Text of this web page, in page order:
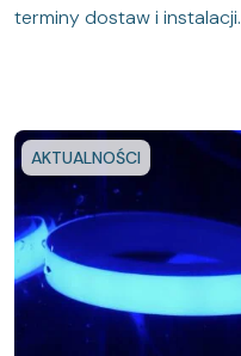
terminy dostaw i instalacji.
AKTUALNOŚCI